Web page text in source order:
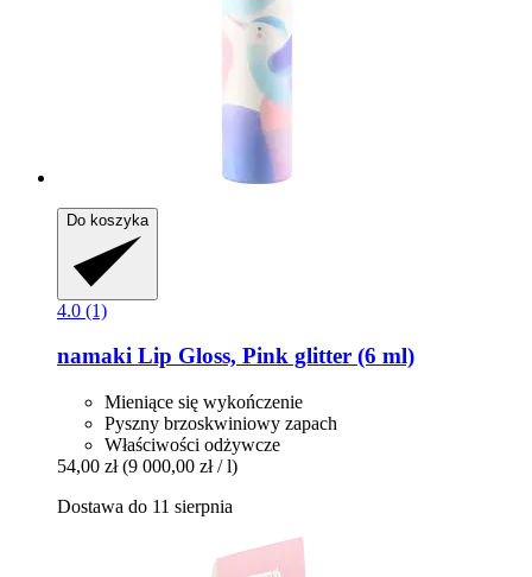
Do koszyka
4.0 (1)
namaki Lip Gloss, Pink glitter (6 ml)
Mieniące się wykończenie
Pyszny brzoskwiniowy zapach
Właściwości odżywcze
54,00 zł (9 000,00 zł / l)
Dostawa do 11 sierpnia